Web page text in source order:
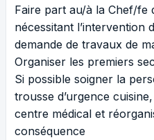
Faire part au/à la Chef/fe
nécessitant l’intervention
demande de travaux de
Organiser les premiers
Si possible soigner la
trousse d’urgence
centre médical et
conséquence